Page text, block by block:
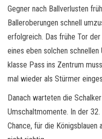
Gegner nach Ballverlusten
Balleroberungen schnell
erfolgreich. Das frühe Tor
eines eben solchen schnellen
klasse Pass ins Zentrum
mal wieder als Stürmer
Danach warteten die
Umschaltmomente. In der
Chance, für die